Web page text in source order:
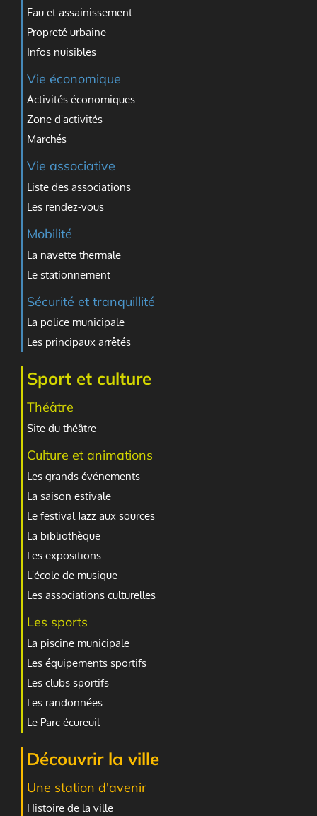
Eau et assainissement
Propreté urbaine
Infos nuisibles
Vie économique
Activités économiques
Zone d'activités
Marchés
Vie associative
Liste des associations
Les rendez-vous
Mobilité
La navette thermale
Le stationnement
Sécurité et tranquillité
La police municipale
Les principaux arrêtés
Sport et culture
Théâtre
Site du théâtre
Culture et animations
Les grands événements
La saison estivale
Le festival Jazz aux sources
La bibliothèque
Les expositions
L'école de musique
Les associations culturelles
Les sports
La piscine municipale
Les équipements sportifs
Les clubs sportifs
Les randonnées
Le Parc écureuil
Découvrir la ville
Une station d'avenir
Histoire de la ville